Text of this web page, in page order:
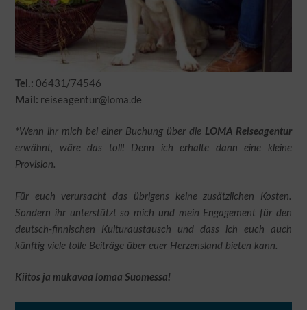
Tel.: 06431/74546
Mail: reiseagentur@loma.de
*Wenn ihr mich bei einer Buchung über die LOMA Reiseagentur
erwähnt, wäre das toll! Denn ich erhalte dann eine kleine
Provision.
Für euch verursacht das übrigens keine zusätzlichen Kosten.
Sondern ihr unterstützt so mich und mein Engagement für den
deutsch-finnischen Kulturaustausch und dass ich euch auch
künftig viele tolle Beiträge über euer Herzensland bieten kann.
Kiitos ja mukavaa lomaa Suomessa!